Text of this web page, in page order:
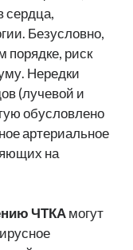
сердца,
Безусловно,
порядке, риск
Нередки
(лучевой и
обусловлено
артериальное
на
ЧТКАмогут